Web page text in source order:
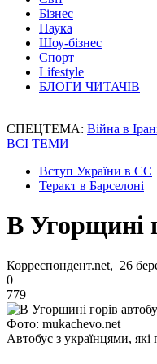
Бізнес
Наука
Шоу-бізнес
Спорт
Lifestyle
БЛОГИ ЧИТАЧІВ
СПЕЦТЕМА: Війна в
ВСІ ТЕМИ
Вступ України в ЄС
Теракт в Барселоні
В Угорщині
Корреспондент.net, 26
0
779
Фото: mukachevo.net
Автобус з українцями, які